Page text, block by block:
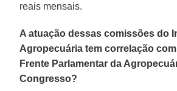
reais mensais.
A atuação dessas comissões do
Agropecuária tem correlação
Frente Parlamentar da
Congresso?